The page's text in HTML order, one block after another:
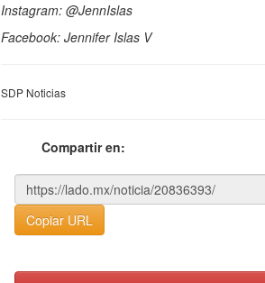
Instagram: @JennIslas
Facebook: Jennifer Islas V
SDP Noticias
Compartir en:
Copiar URL